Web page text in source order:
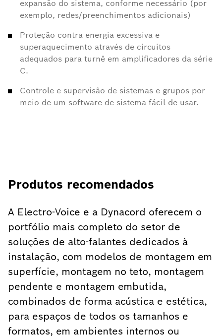
expansão do sistema, conforme necessário (por
exemplo, redes/preenchimentos adicionais)
Proteção contra energia excessiva e
superaquecimento através de circuitos
adequados para turnê em amplificadores da série
C.
Controle e supervisão de sistemas e grupos por
meio de um software de sistema fácil de usar.
Produtos recomendados
A Electro-Voice e a Dynacord oferecem o
portfólio mais completo do setor de
soluções de alto-falantes dedicados à
instalação, com modelos de montagem em
superfície, montagem no teto, montagem
pendente e montagem embutida,
combinados de forma acústica e estética,
para espaços de todos os tamanhos e
formatos, em ambientes internos ou